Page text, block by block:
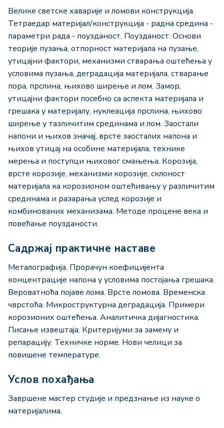
Велике светске хаварије и ломови конструкција.
Тетраедар материјал/конструкција - радна средина -
параметри рада - поузданост. Поузданост. Основи
теорије пузања, отпорност материјала на пузање,
утицајни фактори, механизми стварања оштећења у
условима пузања, деградација материјала, стварање
пора, прслина, њихово ширење и лом. Замор,
утицајни фактори посебно са аспекта материјала и
грешака у материјалу, нуклеација прслина, њихово
ширење у тазличитим срединама и лом. Заостали
напони и њихов значај, врсте заосталих напона и
њихов утицај на особине материјала, технике
мерења и поступци њиховог смањења. Корозија,
врсте корозије, механизми корозије, склоност
материјала ка корозионом оштећивању у различитим
срединама и разарања услед корозије и
комбинованих механизама. Методе процене века и
повећање поузданости.
Садржај практичне наставе
Металографија. Прорачун коефицијента
концентрације напона у условима постојања грешака.
Вероватноћа појаве лома. Врсте ломова. Временска
чврстоћа. Микроструктурна деградација. Примери
корозионих оштећења. Аналитичка дијагностика.
Писање извештаја. Критеријуми за замену и
репарацију. Техничке норме. Нови челици за
повишене температуре.
Услов похађања
Завршене мастер студије и предзнање из науке о
материјалима.